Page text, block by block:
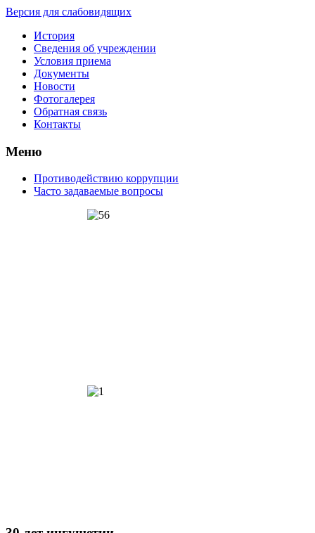
Версия для слабовидящих
История
Сведения об учреждении
Условия приема
Документы
Новости
Фотогалерея
Обратная связь
Контакты
Меню
Противодействию коррупции
Часто задаваемые вопросы